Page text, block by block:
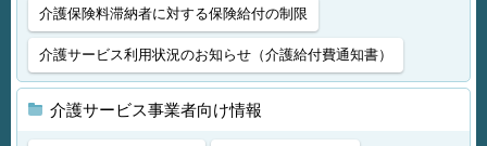
介護保険料滞納者に対する保険給付の制限
介護サービス利用状況のお知らせ（介護給付費通知書）
介護サービス事業者向け情報